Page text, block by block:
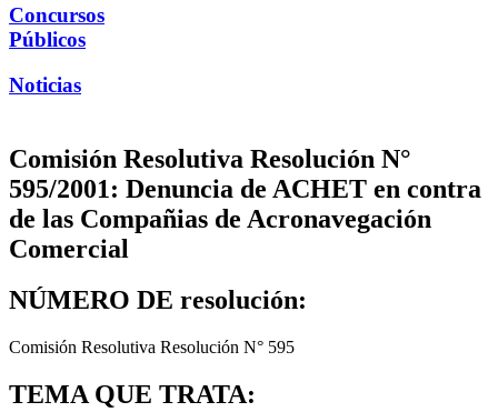
Concursos
Públicos
Noticias
Comisión Resolutiva Resolución N°
595/2001: Denuncia de ACHET en contra
de las Compañias de Acronavegación
Comercial
NÚMERO DE resolución:
Comisión Resolutiva Resolución N° 595
TEMA QUE TRATA: